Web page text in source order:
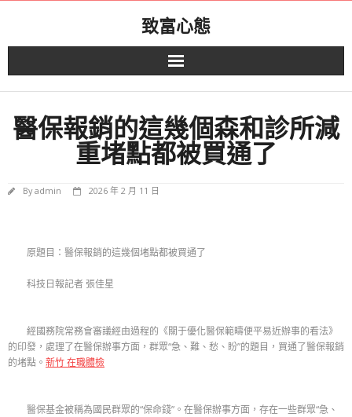
致富心態
醫保報銷的這幾個森和診所減
重堵點都被買通了
Byadmin 2026 年 2 月 11 日
原題目：醫保報銷的這幾個堵點都被買通了
科技日報記者 張佳星
經國務院常務會審議經由過程的《關于優化醫保範疇便平易近辦事的看法》
的印發，處理了在醫保辦事方面，群眾“急、難、愁、盼”的題目，買通了醫保報銷
的堵點。 新竹 在職體檢
醫保基金被稱為國民群眾的“保命錢”。在醫保辦事方面，存在一些群眾“急、